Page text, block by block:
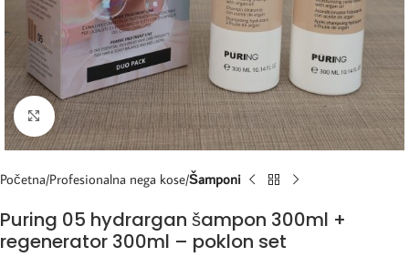
Kliknite za uvećanje
Početna Profesionalna nega kose Šamponi
Puring 05 hydrargan šampon 300ml +
regenerator 300ml – poklon set